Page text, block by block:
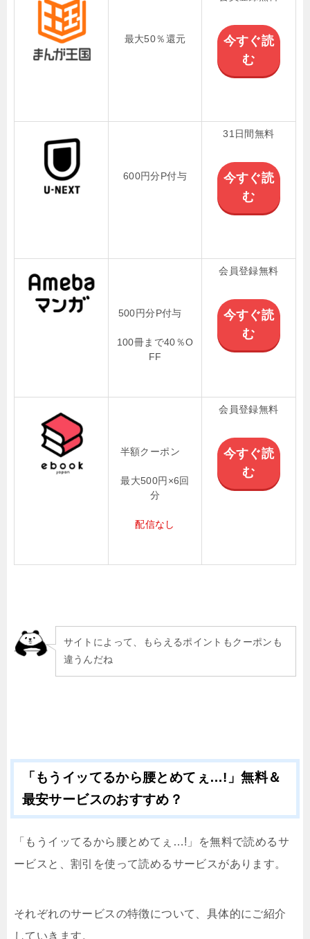
最大50％還元
今すぐ読
む
600円分P付与
31日間無料
今すぐ読
む
500円分P付与
100冊まで40％O
FF
会員登録無料
今すぐ読
む
半額クーポン
最大500円×6回
分
配信なし
会員登録無料
今すぐ読
む
サイトによって、もらえるポイントもクーポンも
違うんだね
「もうイッてるから腰とめてぇ…!」無料＆
最安サービスのおすすめ？
「もうイッてるから腰とめてぇ…!」を無料で読めるサ
ービスと、割引を使って読めるサービスがあります。
それぞれのサービスの特徴について、具体的にご紹介
していきます。